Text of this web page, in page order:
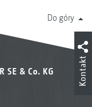
Do góry
SE & Co. KG
Kontakt